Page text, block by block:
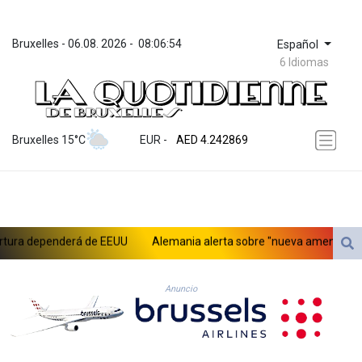
Bruxelles - 06.08. 2026 - 08:06:54 Español
6 Idiomas
Bruxelles 15°C EUR -
ZWL 372.008603
AED 4.242869
AFN 76.250342
ARS 1728.626236
AUD 1.637747
AZN 1.95442
BBD 2.323451
BDT 142.793982
de EEUU Alemania alerta sobre "nueva amenaza" tras
Anuncio